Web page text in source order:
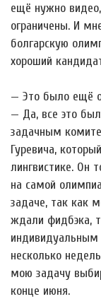
ещё нужно
ограничены. И
болгарскую
хороший
— Это было ещё
— Да, все это
задачным
Гуревича,
лингвистике. Он
на самой
задаче, так как
ждали фидбэка,
индивидуальным
несколько
мою задачу
конце июня.